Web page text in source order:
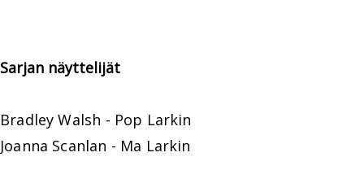
Sarjan näyttelijät
Bradley Walsh - Pop Larkin
Joanna Scanlan - Ma Larkin